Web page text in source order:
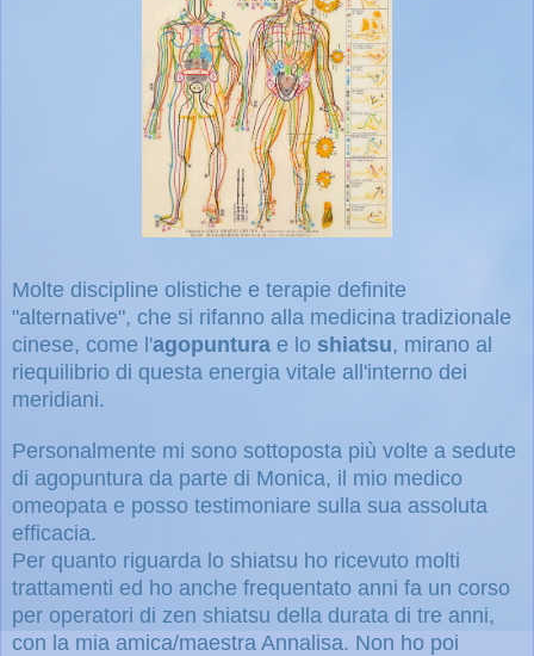
Molte discipline olistiche e terapie definite
"alternative", che si rifanno alla medicina tradizionale
cinese, come l'agopuntura e lo shiatsu, mirano al
riequilibrio di questa energia vitale all'interno dei
meridiani.
Personalmente mi sono sottoposta più volte a sedute
di agopuntura da parte di Monica, il mio medico
omeopata e posso testimoniare sulla sua assoluta
efficacia.
Per quanto riguarda lo shiatsu ho ricevuto molti
trattamenti ed ho anche frequentato anni fa un corso
per operatori di zen shiatsu della durata di tre anni,
con la mia amica/maestra Annalisa. Non ho poi